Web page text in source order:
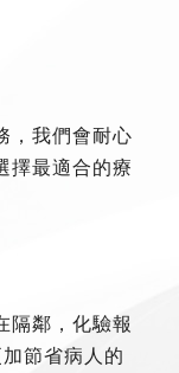
，我們會耐心
擇最適合的療
隔鄰，化驗報
節省病人的